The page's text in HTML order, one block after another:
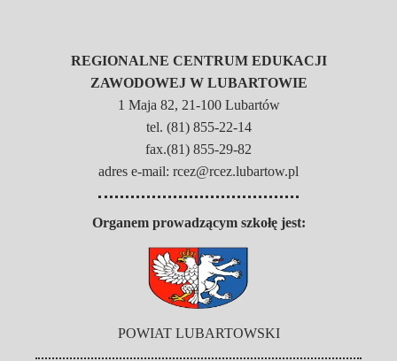
REGIONALNE CENTRUM EDUKACJI
ZAWODOWEJ W LUBARTOWIE
1 Maja 82, 21-100 Lubartów
tel. (81) 855-22-14
fax.(81) 855-29-82
adres e-mail: rcez@rcez.lubartow.pl
Organem prowadzącym szkołę jest:
POWIAT LUBARTOWSKI